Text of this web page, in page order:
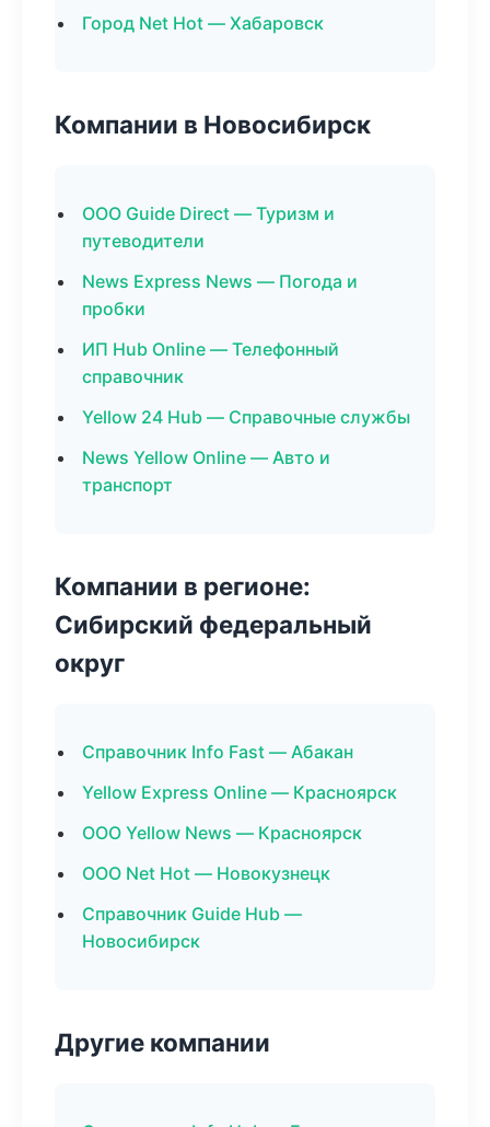
Город Net Hot — Хабаровск
Компании в Новосибирск
ООО Guide Direct — Туризм и
путеводители
News Express News — Погода и
пробки
ИП Hub Online — Телефонный
справочник
Yellow 24 Hub — Справочные службы
News Yellow Online — Авто и
транспорт
Компании в регионе:
Сибирский федеральный
округ
Справочник Info Fast — Абакан
Yellow Express Online — Красноярск
ООО Yellow News — Красноярск
ООО Net Hot — Новокузнецк
Справочник Guide Hub —
Новосибирск
Другие компании